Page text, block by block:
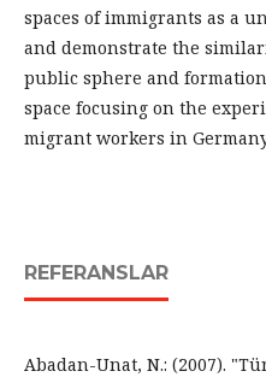
spaces of immigrants as a
and demonstrate the
public sphere and
space focusing on the
migrant workers in
REFERANSLAR
Abadan-Unat, N.: (2007).